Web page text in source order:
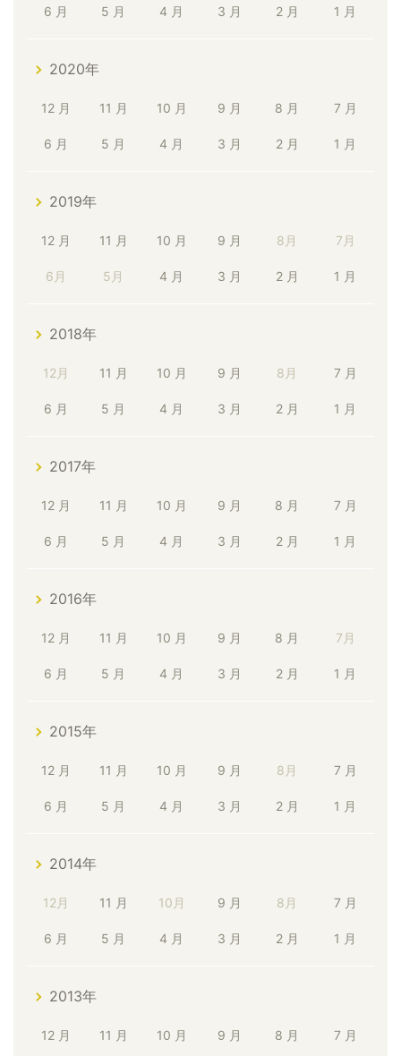
6 月 5 月 4 月 3 月 2 月 1 月
2020年
12 月 11 月 10 月 9 月 8 月 7 月
6 月 5 月 4 月 3 月 2 月 1 月
2019年
12 月 11 月 10 月 9 月 8月 7月
6月 5月 4 月 3 月 2 月 1 月
2018年
12月 11 月 10 月 9 月 8月 7 月
6 月 5 月 4 月 3 月 2 月 1 月
2017年
12 月 11 月 10 月 9 月 8 月 7 月
6 月 5 月 4 月 3 月 2 月 1 月
2016年
12 月 11 月 10 月 9 月 8 月 7月
6 月 5 月 4 月 3 月 2 月 1 月
2015年
12 月 11 月 10 月 9 月 8月 7 月
6 月 5 月 4 月 3 月 2 月 1 月
2014年
12月 11 月 10月 9 月 8月 7 月
6 月 5 月 4 月 3 月 2 月 1 月
2013年
12 月 11 月 10 月 9 月 8 月 7 月